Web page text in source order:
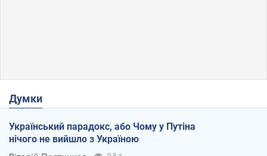
Думки
Український парадокс, або Чому у Путіна
нічого не вийшло з Україною